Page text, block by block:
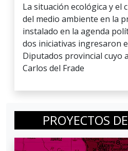
La situación ecológica y el
del medio ambiente en la
instalado en la agenda
dos iniciativas ingresaron
Diputados provincial cuyo
Carlos del Frade
PROYECTOS